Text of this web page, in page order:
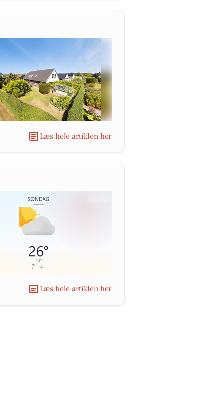
Læs hele artiklen her
Læs hele artiklen her